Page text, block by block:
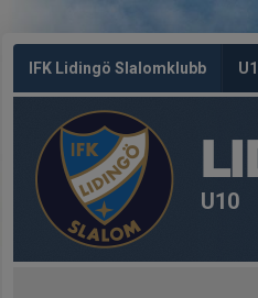
IFK Lidingö Slalomklubb
U10